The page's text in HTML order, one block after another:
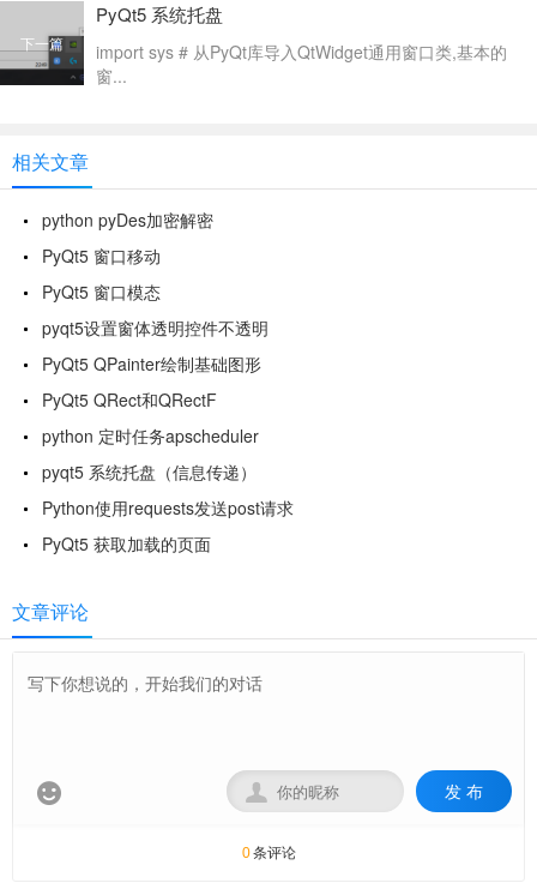
下一篇
PyQt5 系统托盘
import sys # 从PyQt库导入QtWidget通用窗口类,基本的
窗...
相关文章
python pyDes加密解密
PyQt5 窗口移动
PyQt5 窗口模态
pyqt5设置窗体透明控件不透明
PyQt5 QPainter绘制基础图形
PyQt5 QRect和QRectF
python 定时任务apscheduler
pyqt5 系统托盘（信息传递）
Python使用requests发送post请求
PyQt5 获取加载的页面
文章评论
 发 布

0条评论